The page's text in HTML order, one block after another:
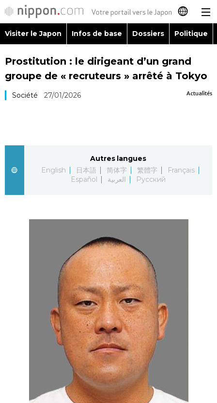
日本語
English
Русский
Visiter le Japon
Dossiers
Politique
Gastronomie
Le japonais
Séries
official SNS
Visiter le Japon Infos de base Dossiers Politique
Prostitution : le dirigeant d’un grand
groupe de « recruteurs » arrêté à Tokyo
Actualités
Société 27/01/2026
Autres langues
English
日本語 简体字 繁體字
Français
Español
العربية Русский